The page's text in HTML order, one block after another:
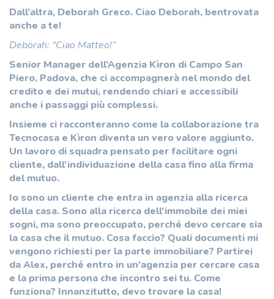
Dall’altra, Deborah Greco. Ciao Deborah, bentrovata
anche a te!
Deborah: “Ciao Matteo!”
Senior Manager dell’Agenzia Kìron di Campo San
Piero, Padova, che ci accompagnerà nel mondo del
credito e dei mutui, rendendo chiari e accessibili
anche i passaggi più complessi.
Insieme ci racconteranno come la collaborazione tra
Tecnocasa e Kìron diventa un vero valore aggiunto.
Un lavoro di squadra pensato per facilitare ogni
cliente, dall’individuazione della casa fino alla firma
del mutuo.
Io sono un cliente che entra in agenzia alla ricerca
della casa. Sono alla ricerca dell’immobile dei miei
sogni, ma sono preoccupato, perché devo cercare sia
la casa che il mutuo. Cosa faccio? Quali documenti mi
vengono richiesti per la parte immobiliare? Partirei
da Alex, perché entro in un’agenzia per cercare casa
e la prima persona che incontro sei tu. Come
funziona? Innanzitutto, devo trovare la casa!